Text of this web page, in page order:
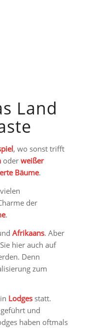
Land
, wo sonst trifft
oder weißer
Bäume.
der
.
Afrikaans. Aber
hier auch auf
Denn
zum
Lodgesstatt.
und
haben oftmals